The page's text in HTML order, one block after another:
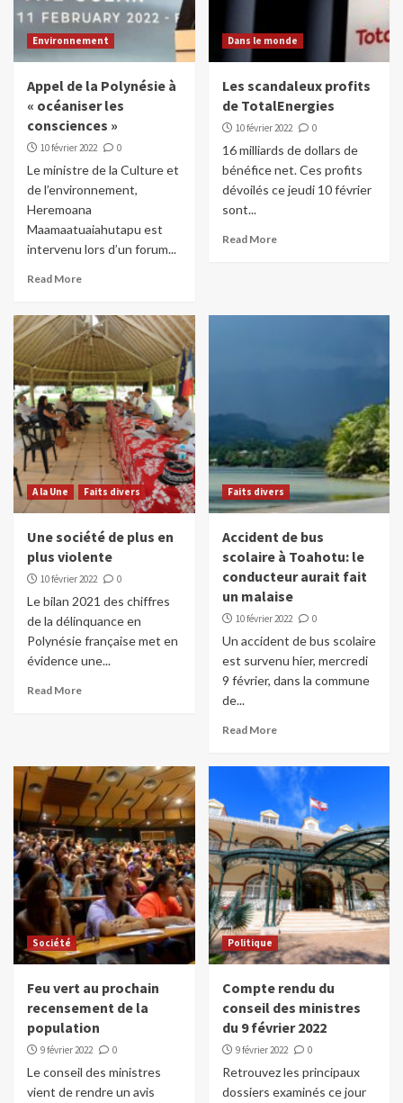
Environnement
Appel de la Polynésie à
« océaniser les
consciences »
10 février 2022 0
Le ministre de la Culture et
de l’environnement,
Heremoana
Maamaatuaiahutapu est
intervenu lors d’un forum...
Read More
Dans le monde
Les scandaleux profits
de TotalEnergies
10 février 2022 0
16 milliards de dollars de
bénéfice net. Ces profits
dévoilés ce jeudi 10 février
sont...
Read More
A la Une Faits divers
Une société de plus en
plus violente
10 février 2022 0
Le bilan 2021 des chiffres
de la délinquance en
Polynésie française met en
évidence une...
Read More
Faits divers
Accident de bus
scolaire à Toahotu: le
conducteur aurait fait
un malaise
10 février 2022 0
Un accident de bus scolaire
est survenu hier, mercredi
9 février, dans la commune
de...
Read More
Société
Feu vert au prochain
recensement de la
population
9 février 2022 0
Le conseil des ministres
vient de rendre un avis
Politique
Compte rendu du
conseil des ministres
du 9 février 2022
9 février 2022 0
Retrouvez les principaux
dossiers examinés ce jour